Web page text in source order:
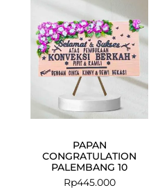
PAPAN
CONGRATULATION
PALEMBANG 10
Rp445.000